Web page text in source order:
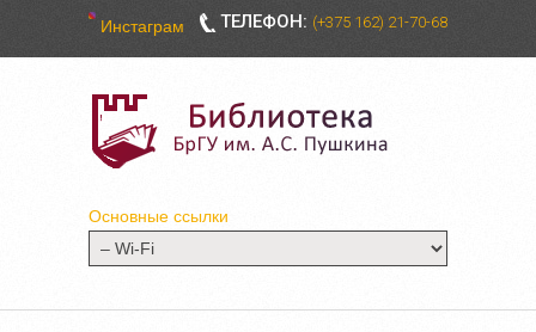
ТЕЛЕФОН: (+375 162) 21-70-68
Инстаграм
Основные ссылки